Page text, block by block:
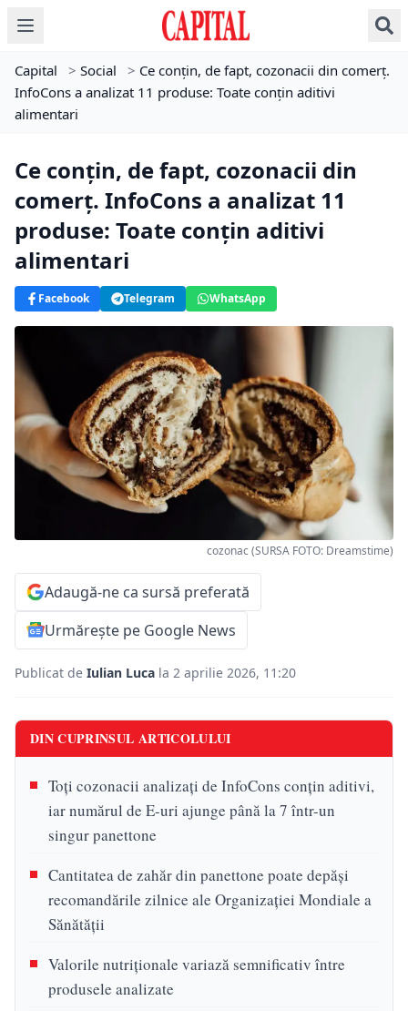
Capital > Social > Ce conțin, de fapt, cozonacii din comerț.
InfoCons a analizat 11 produse: Toate conțin aditivi
alimentari
Ce conțin, de fapt, cozonacii din
comerț. InfoCons a analizat 11
produse: Toate conțin aditivi
alimentari
Facebook Telegram WhatsApp
cozonac (SURSA FOTO: Dreamstime)
Adaugă-ne ca sursă preferată
Urmărește pe Google News
Publicat de Iulian Luca la 2 aprilie 2026, 11:20
DIN CUPRINSUL ARTICOLULUI
Toți cozonacii analizați de InfoCons conțin aditivi,
iar numărul de E-uri ajunge până la 7 într-un
singur panettone
Cantitatea de zahăr din panettone poate depăși
recomandările zilnice ale Organizației Mondiale a
Sănătății
Valorile nutriționale variază semnificativ între
produsele analizate